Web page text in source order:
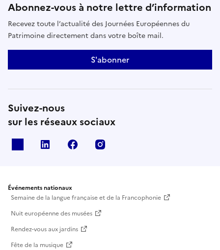
Abonnez-vous à notre lettre d’information
Recevez toute l’actualité des Journées Européennes du
Patrimoine directement dans votre boîte mail.
S'abonner
Suivez-nous
sur les réseaux sociaux
Linkedin Facebook
Événements nationaux
Semaine de la langue française et de la Francophonie
Nuit européenne des musées
Rendez-vous aux jardins
Fête de la musique